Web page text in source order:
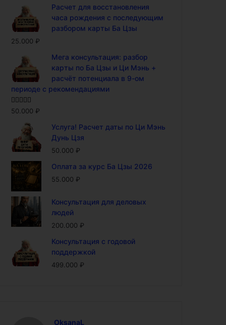
Расчет для восстановления
часа рождения с последующим
разбором карты Ба Цзы
25.000 ₽
Мега консультация: разбор
карты по Ба Цзы и Ци Мэнь +
расчёт потенциала в 9-ом
периоде с рекомендациями
Оценка 5.00
50.000 ₽
Услуга! Расчет даты по Ци Мэнь
Дунь Цзя
50.000 ₽
Оплата за курс Ба Цзы 2026
55.000 ₽
Консультация для деловых
людей
200.000 ₽
Консультация с годовой
поддержкой
499.000 ₽
OksanaL